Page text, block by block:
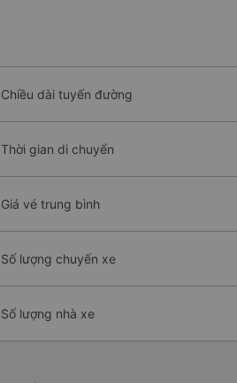
Chiều dài tuyến đường
Thời gian di chuyển
Giá vé trung bình
Số lượng chuyến xe
Số lượng nhà xe